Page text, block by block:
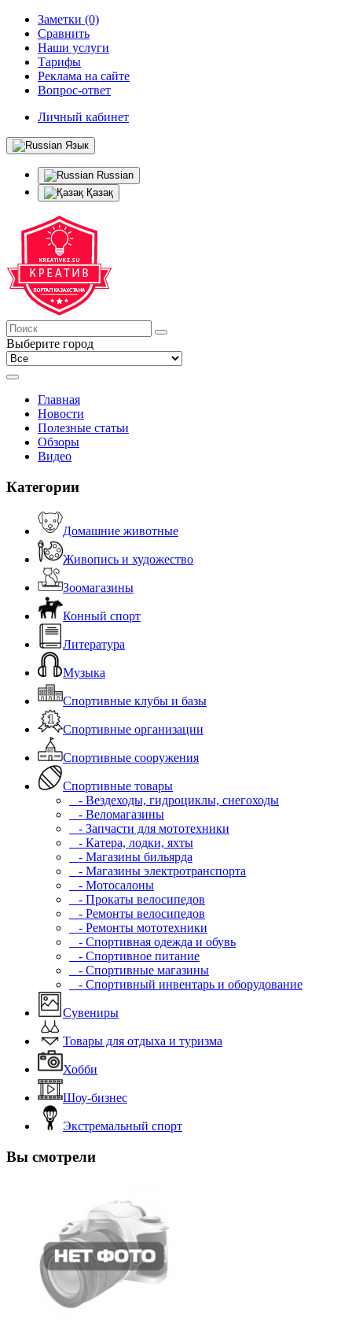
Заметки (0)
Сравнить
Наши услуги
Тарифы
Реклама на сайте
Вопрос-ответ
Личный кабинет
Язык
Russian
Қазақ
Выберите город
Главная
Новости
Полезные статьи
Обзоры
Видео
Категории
Домашние животные
Живопись и художество
Зоомагазины
Конный спорт
Литература
Музыка
Спортивные клубы и базы
Спортивные организации
Спортивные сооружения
Спортивные товары
- Вездеходы, гидроциклы, снегоходы
- Веломагазины
- Запчасти для мототехники
- Катера, лодки, яхты
- Магазины бильярда
- Магазины электротранспорта
- Мотосалоны
- Прокаты велосипедов
- Ремонты велосипедов
- Ремонты мототехники
- Спортивная одежда и обувь
- Спортивное питание
- Спортивные магазины
- Спортивный инвентарь и оборудование
Сувениры
Товары для отдыха и туризма
Хобби
Шоу-бизнес
Экстремальный спорт
Вы смотрели